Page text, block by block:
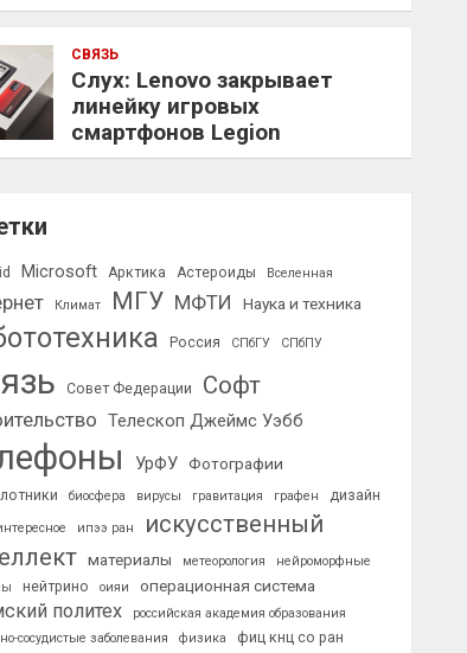
СВЯЗЬ
Слух: Lenovo закрывает
линейку игровых
смартфонов Legion
Microsoft Арктика Астероиды Вселенная
Климат МГУ МФТИ Наука и техника
Россия СПбГУ СПбПУ
Совет Федерации Софт
Телескоп Джеймс Уэбб
УрФУ Фотографии
биосфера вирусы гравитация графен
дизайн
ипээ ран
искусственный
материалы метеорология
нейроморфные
нейтрино оияи операционная система
политех
российская академия образования
сосудистые заболевания
физика фиц кнц со ран